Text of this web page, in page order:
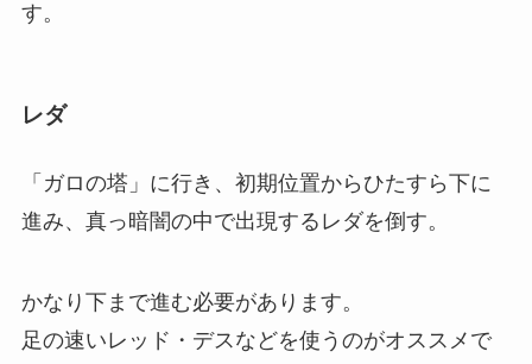
す。
レダ
「ガロの塔」に行き、初期位置からひたすら下に
進み、真っ暗闇の中で出現するレダを倒す。
かなり下まで進む必要があります。
足の速いレッド・デスなどを使うのがオススメで